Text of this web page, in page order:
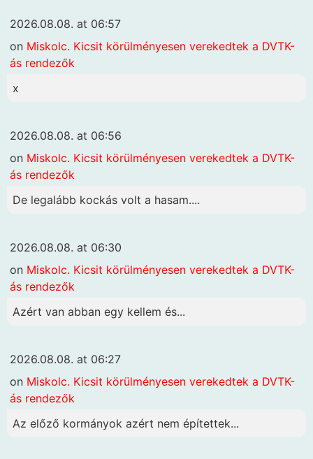
2026.08.08. at 06:57
on Miskolc. Kicsit körülményesen verekedtek a DVTK-
ás rendezők
x
2026.08.08. at 06:56
on Miskolc. Kicsit körülményesen verekedtek a DVTK-
ás rendezők
De legalább kockás volt a hasam....
2026.08.08. at 06:30
on Miskolc. Kicsit körülményesen verekedtek a DVTK-
ás rendezők
Azért van abban egy kellem és...
2026.08.08. at 06:27
on Miskolc. Kicsit körülményesen verekedtek a DVTK-
ás rendezők
Az előző kormányok azért nem építettek...